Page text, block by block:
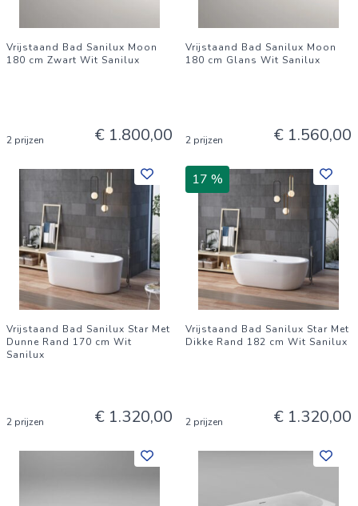
Vrijstaand Bad Sanilux Moon
180 cm Zwart Wit Sanilux
2 prijzen € 1.800,00
Vrijstaand Bad Sanilux Moon
180 cm Glans Wit Sanilux
2 prijzen € 1.560,00
Vrijstaand Bad Sanilux Star Met
Dunne Rand 170 cm Wit
Sanilux
2 prijzen € 1.320,00
17 %
Vrijstaand Bad Sanilux Star Met
Dikke Rand 182 cm Wit Sanilux
2 prijzen € 1.320,00